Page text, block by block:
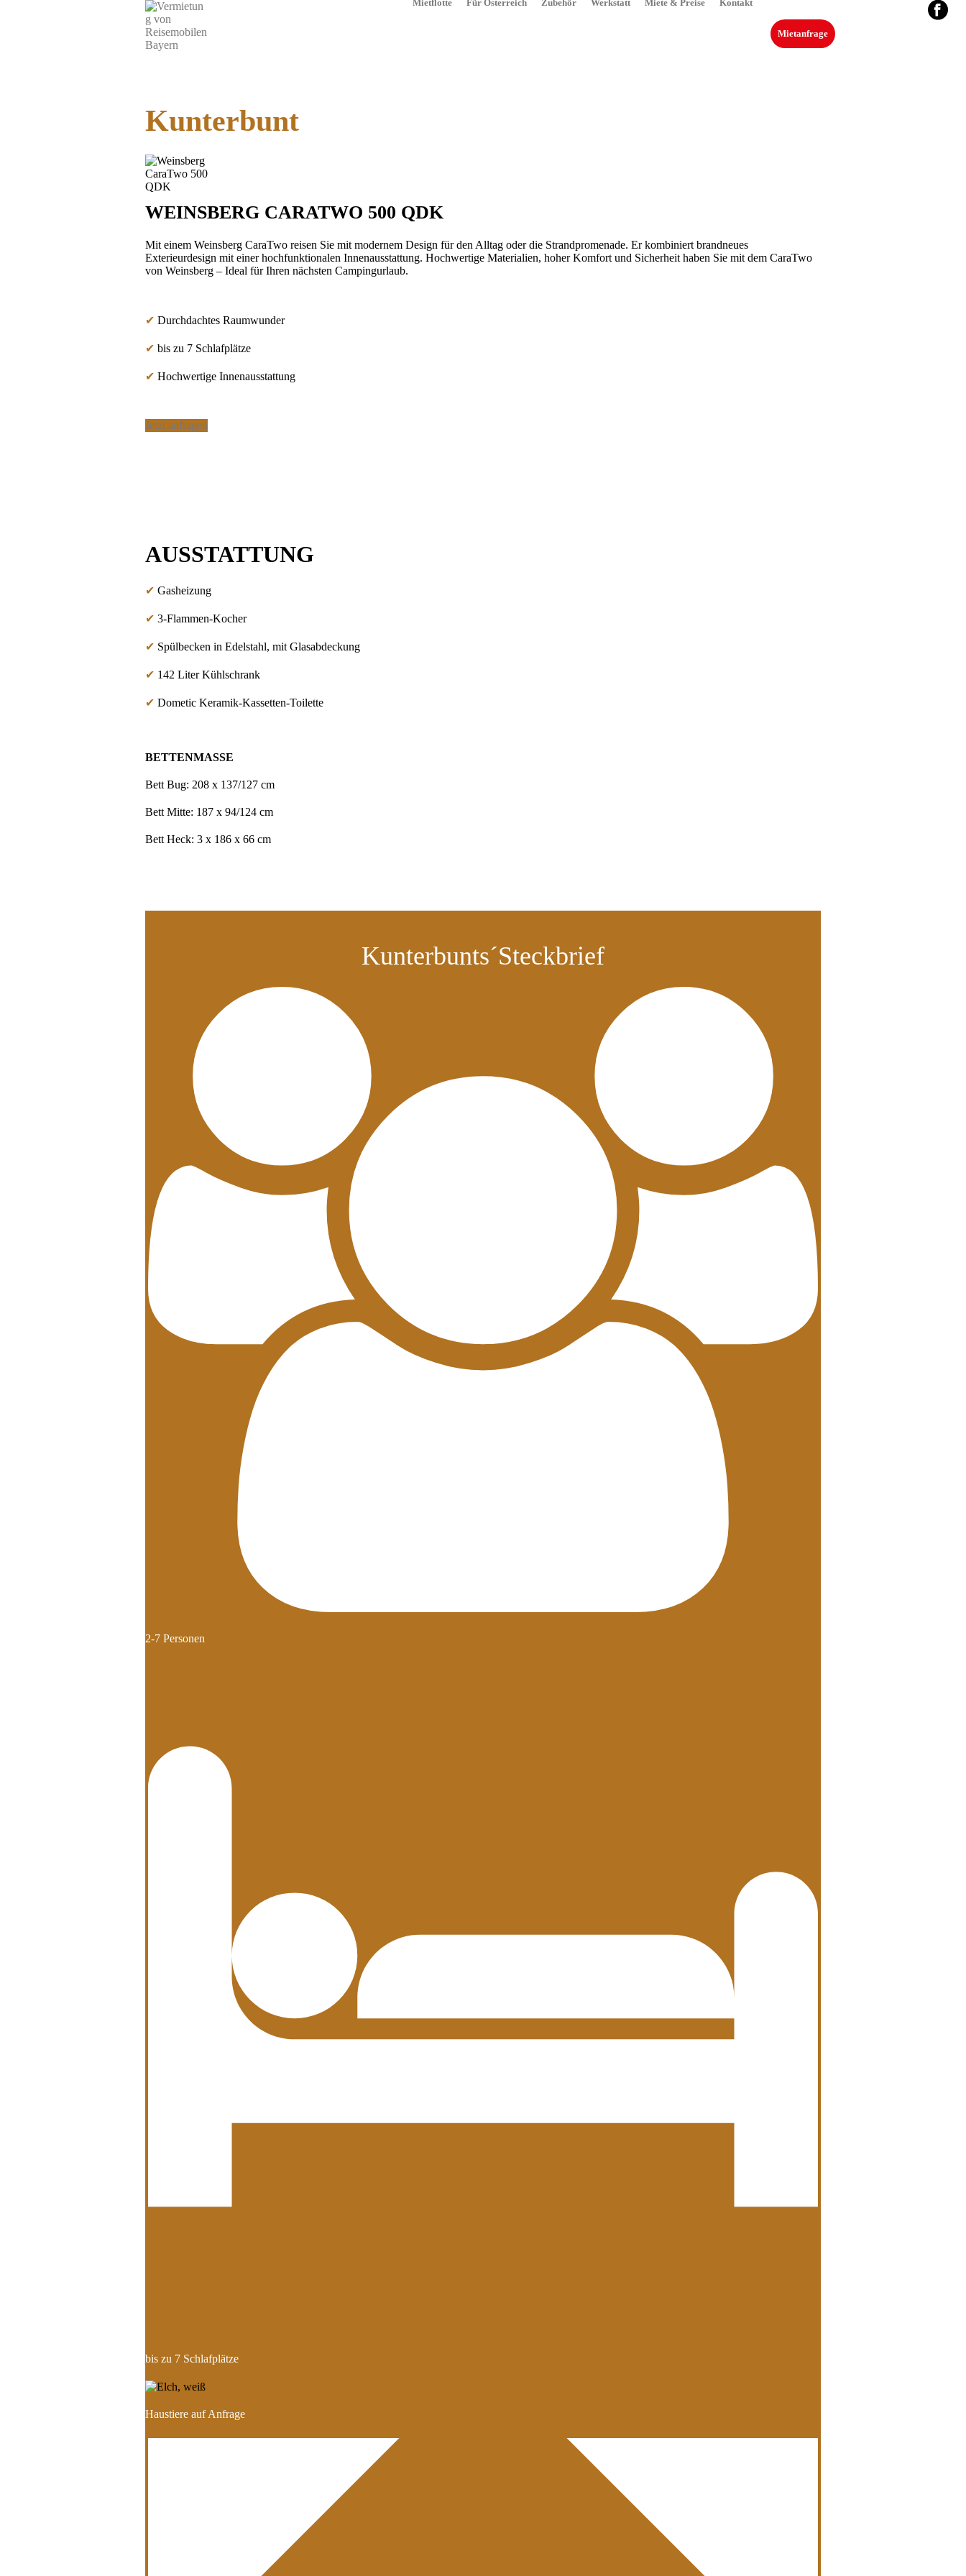
Mietflotte Für Österreich Zubehör Werkstatt Miete & Preise Kontakt
Mietanfrage
Kunterbunt
WEINSBERG CARATWO 500 QDK
Mit einem Weinsberg CaraTwo reisen Sie mit modernem Design für den Alltag oder die Strandpromenade. Er kombiniert brandneues
Exterieurdesign mit einer hochfunktionalen Innenausstattung. Hochwertige Materialien, hoher Komfort und Sicherheit haben Sie mit dem CaraTwo
von Weinsberg – Ideal für Ihren nächsten Campingurlaub.
✔ Durchdachtes Raumwunder
✔ bis zu 7 Schlafplätze
✔ Hochwertige Innenausstattung
Jetzt anfragen
AUSSTATTUNG
✔ Gasheizung
✔ 3-Flammen-Kocher
✔ Spülbecken in Edelstahl, mit Glasabdeckung
✔ 142 Liter Kühlschrank
✔ Dometic Keramik-Kassetten-Toilette
BETTENMASSE
Bett Bug: 208 x 137/127 cm
Bett Mitte: 187 x 94/124 cm
Bett Heck: 3 x 186 x 66 cm
Kunterbunts´Steckbrief
2-7 Personen
bis zu 7 Schlafplätze
Haustiere auf Anfrage